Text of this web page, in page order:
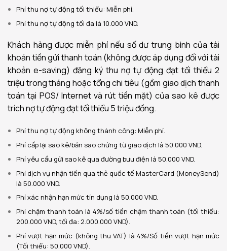
Phí thu nợ tự động tối thiểu: Miễn phí.
Phí thu nợ tự động tối đa là 10.000 VND.
Khách hàng được miễn phí nếu số dư trung bình của tài
khoản tiền gửi thanh toán (không được áp dụng đối với tài
khoản e-saving) đăng ký thu nợ tự động đạt tối thiểu 2
triệu trong tháng hoặc tổng chi tiêu (gồm giao dịch thanh
toán tại POS/ Internet và rút tiền mặt) của sao kê được
trích nợ tự động đạt tối thiểu 5 triệu đồng.
Phí thu nợ tự động không thành công: Miễn phí.
Phí cấp lại sao kê/bản sao chứng từ giao dịch là 50.000 VND.
Phí yêu cầu gửi sao kê qua đường bưu điện là 50.000 VND.
Phí dịch vụ nhận tiền qua thẻ quốc tế MasterCard (MoneySend)
là 50.000 VND.
Phí xác nhận hạn mức tín dụng là 50.000 VND.
Phí chậm thanh toán là 4%/số tiền chậm thanh toán (tối thiểu:
200.000 VND, tối đa: 2.000.000 VND).
Phí vượt hạn mức (không thu VAT) là 4%/Số tiền vượt hạn mức
(Tối thiểu: 50.000 VND).